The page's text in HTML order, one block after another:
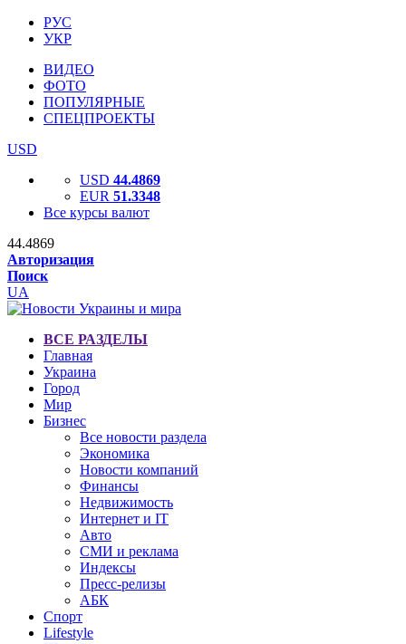
РУС
УКР
ВИДЕО
ФОТО
ПОПУЛЯРНЫЕ
СПЕЦПРОЕКТЫ
USD
USD 44.4869
EUR 51.3348
Все курсы валют
44.4869
Авторизация
Поиск
UA
ВСЕ РАЗДЕЛЫ
Главная
Украина
Город
Мир
Бизнес
Все новости раздела
Экономика
Новости компаний
Финансы
Недвижимость
Интернет и IT
Авто
СМИ и реклама
Индексы
Пресс-релизы
АБК
Спорт
Lifestyle